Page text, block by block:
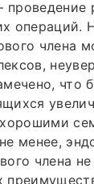
проведение
операций.
члена
что
менее,
члена